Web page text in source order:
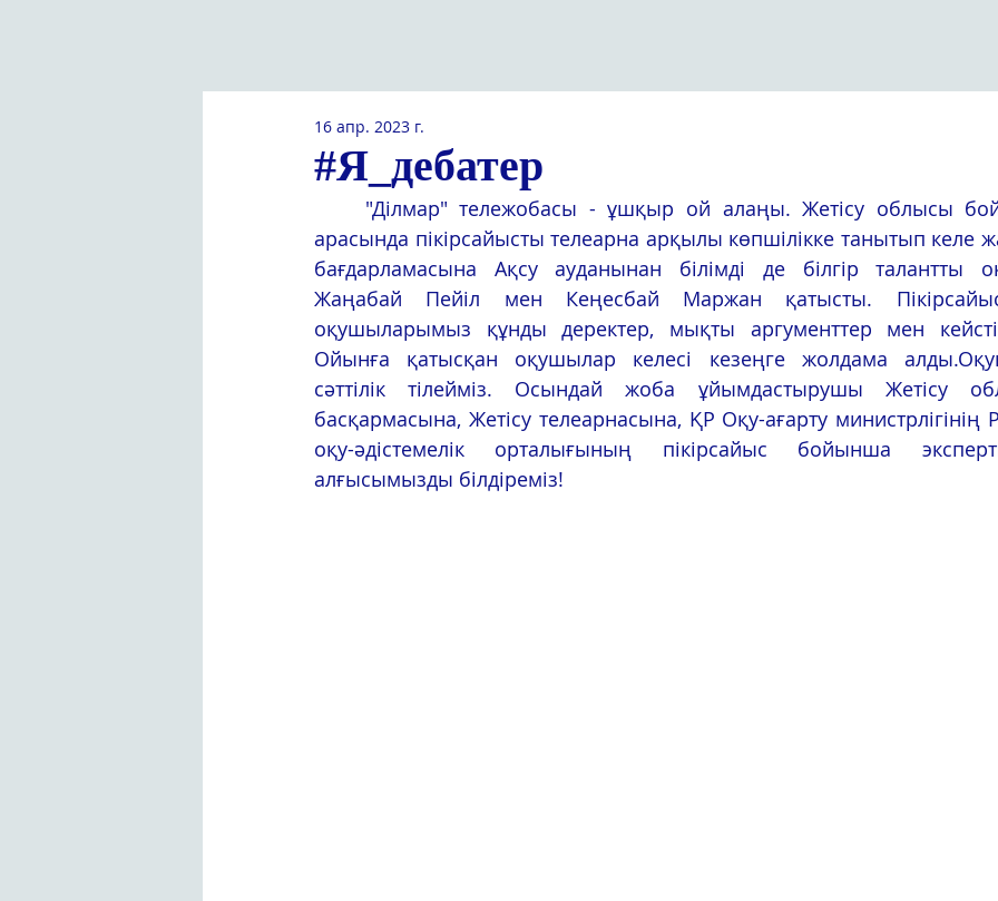
#Я_дебатер
16 апр. 2023 г.
арасында пікірсайысты телеарна арқылы көпшілікке танытып келе
бағдарламасына Ақсу ауданынан білімді де білгір талантты
Жаңабай Пейіл мен Кеңесбай Маржан қатысты.
оқушыларымыз құнды деректер, мықты аргументтер мен
Ойынға қатысқан оқушылар келесі кезеңге жолдама
сәттілік тілейміз. Осындай жоба ұйымдастырушы Жетісу
басқармасына, Жетісу телеарнасына, ҚР Оқу-ағарту министрлігінің
оқу-әдістемелік орталығының пікірсайыс бойынша
алғысымызды білдіреміз!